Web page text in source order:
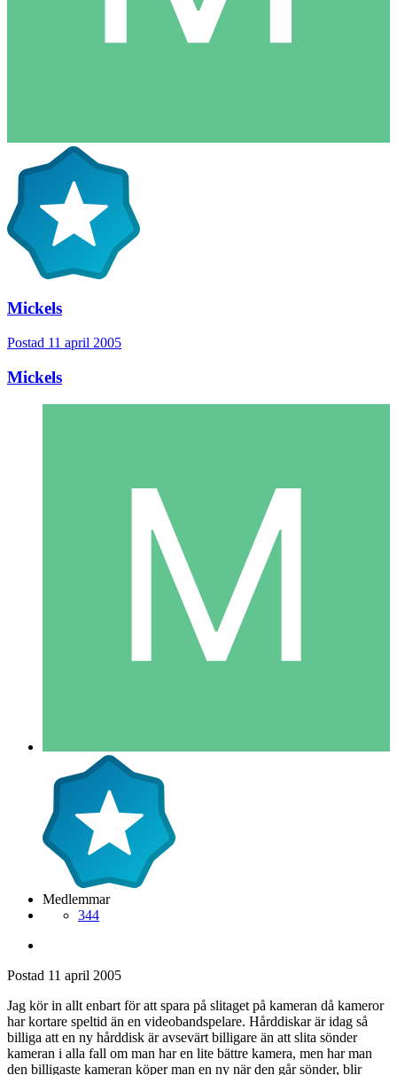
Mickels
Postad 11 april 2005
Mickels
Medlemmar
344
Postad 11 april 2005
Jag kör in allt enbart för att spara på slitaget på kameran då kameror
har kortare speltid än en videobandspelare. Hårddiskar är idag så
billiga att en ny hårddisk är avsevärt billigare än att slita sönder
kameran i alla fall om man har en lite bättre kamera, men har man
den billigaste kameran köper man en ny när den går sönder, blir